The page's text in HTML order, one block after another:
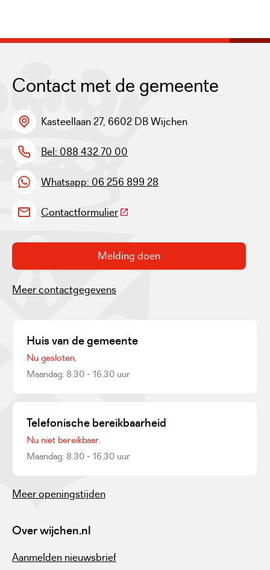
Contact met de gemeente
Kasteellaan 27, 6602 DB Wijchen
Bel: 088 432 70 00
Whatsapp: 06 256 899 28
Contactformulier(Deze link gaat naar een externe
Melding doen
Meer contactgegevens
Huis van de gemeente
Nu gesloten.
Maandag: 8.30 - 16.30 uur
Telefonische bereikbaarheid
Nu niet bereikbaar.
Maandag: 8.30 - 16.30 uur
Meer openingstijden
Over wijchen.nl
Aanmelden nieuwsbrief